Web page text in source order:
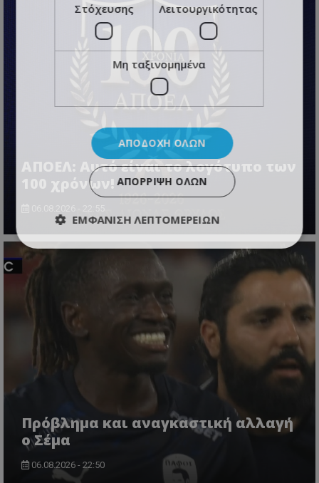
ΑΠΟΕΛ: Αυτό είναι το λογότυπο των
100 χρόνων!
Πρόβλημα και αναγκαστική αλλαγή
ο Σέμα
06.08.2026 - 22:50
Στόχευσης Λειτουργικότητας
Μη ταξινομημένα
ΑΠΟΔΟΧΉ ΌΛΩΝ
ΑΠΌΡΡΙΨΗ ΌΛΩΝ
ΕΜΦΆΝΙΣΗ ΛΕΠΤΟΜΕΡΕΙΏΝ